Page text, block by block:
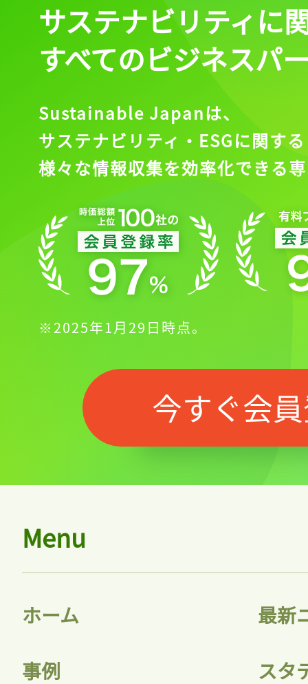
サステナビリティに
すべてのビジネスパ
Sustainable Japanは、
サステナビリティ・ESGに関する
様々な情報収集を効率化できる
※2025年1月29日時点。
今すぐ会
Menu
ホーム 最新
事例 スタ